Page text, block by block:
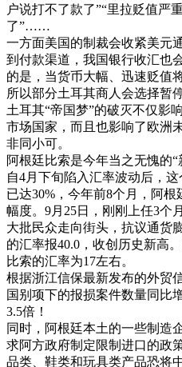
户说打不了款了”“里拉贬值严
了”……
一方面美国的制裁会收紧美元
到付款渠道，我国银行收汇也
的是，当货币大幅、迅速贬值
所以部分土耳其商人会选择暂
土耳其“帝国梦”的破灭不仅影
市场国家，而且也影响了欧洲
非同小可。
阿根廷比索是今年当之无愧的“
自4月下旬陷入汇率波动后，
已达30%，今年前8个月，阿
幅度。9月25日，刚刚上任3个
大批民众走向街头，抗议通货
的汇率报40.0，收创历史新高
比索的汇率为17左右。
根据浙江信保最新发布的外贸
国别项下的报损案件数量同比
3.5倍！
同时，阿根廷本土的一些制造
求阿方政府制定限制进口的政
品类、鞋类和玩具类产品恐将中